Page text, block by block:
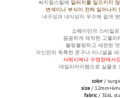
써지컬스틸에 알러지를 일으키지
변색이나 부식이 전혀 일어나지
내구성과 내식성이 우수해 쉽게
쇼웨이만의 스타일
꼼꼼하게 제작한 고퀄리
블링블링하고 세련된
자신만의 독특한 문구나 이니셜을
샤워시에나 수영장에서
데일리아이템으로 실물로
color /
size/
fabric/ 316L